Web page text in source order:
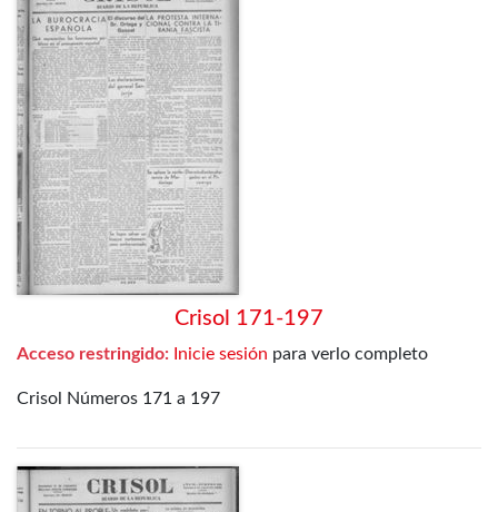
Crisol 171-197
Acceso restringido: Inicie sesión para verlo completo
Crisol Números 171 a 197